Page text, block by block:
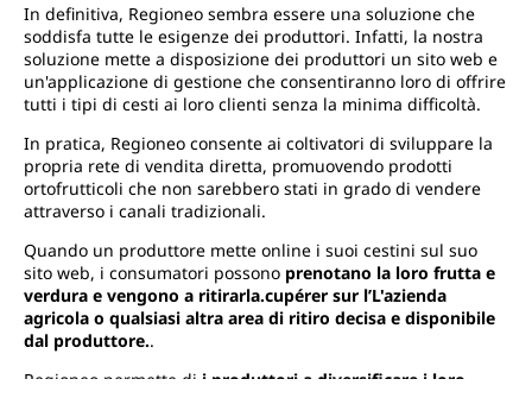
In definitiva, Regioneo sembra essere una soluzione che
soddisfa tutte le esigenze dei produttori. Infatti, la nostra
soluzione mette a disposizione dei produttori un sito web e
un'applicazione di gestione che consentiranno loro di offrire
tutti i tipi di cesti ai loro clienti senza la minima difficoltà.
In pratica, Regioneo consente ai coltivatori di sviluppare la
propria rete di vendita diretta, promuovendo prodotti
ortofrutticoli che non sarebbero stati in grado di vendere
attraverso i canali tradizionali.
Quando un produttore mette online i suoi cestini sul suo
sito web, i consumatori possono prenotano la loro frutta e
verdura e vengono a ritirarla.cupérer sur l’L'azienda
agricola o qualsiasi altra area di ritiro decisa e disponibile
dal produttore..
Regioneo permette di i produttori a diversificare i loro